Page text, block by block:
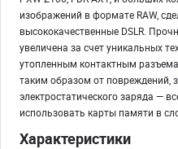
изображений в формате RAW,
высококачественные DSLR.
увеличена за счет уникальных
утопленным контактным
таким образом от повреждений,
электростатического заряда —
использовать карты памяти в
Характеристики